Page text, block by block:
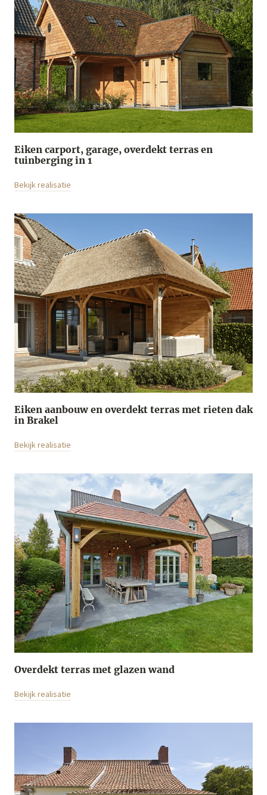
Eiken carport, garage, overdekt terras en
tuinberging in 1
Bekijk realisatie
Eiken aanbouw en overdekt terras met rieten dak
in Brakel
Bekijk realisatie
Overdekt terras met glazen wand
Bekijk realisatie